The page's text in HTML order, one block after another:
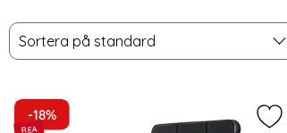
Hoppa
över
Filtrera & sortera
Sortera
Sortera på standard
produktlista
-18%